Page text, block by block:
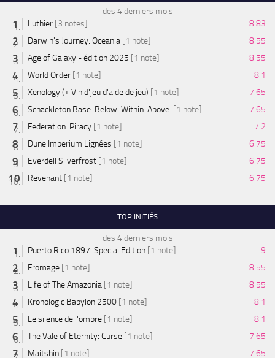
des 4 derniers mois
Luthier [3 notes]
8.83
Darwin's Journey: Oceania [1 note]
8.55
Age of Galaxy - édition 2025 [1 note]
8.55
World Order [1 note]
8.1
Xenology (+ Vin d'jeu d'aide de jeu) [1 note]
7.65
Schackleton Base: Below. Within. Above. [1 note]
7.65
Federation: Piracy [1 note]
7.2
Dune Imperium Lignées [1 note]
6.75
Everdell Silverfrost [1 note]
6.75
Revenant [1 note] 6.75
TOP INITIÉS
des 4 derniers mois
Puerto Rico 1897: Special Edition [1 note]
9
Fromage [1 note]
8.55
Life of The Amazonia [1 note]
8.55
Kronologic Babylon 2500 [1 note]
8.1
Le silence de l'ombre [1 note]
8.1
The Vale of Eternity: Curse [1 note]
7.65
Maitshin [1 note] 7.65